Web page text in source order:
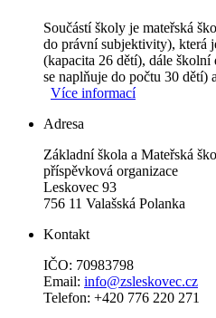
Součástí školy je mateřská
do právní subjektivity), která
(kapacita 26 dětí), dále
se naplňuje do počtu
Více informací
Adresa
Základní škola a Mateřská
příspěvková organizace
Leskovec 93
756 11 Valašská Polanka
Kontakt
IČO: 70983798
Email: info@zsleskovec.cz
Telefon: +420 776 220 271